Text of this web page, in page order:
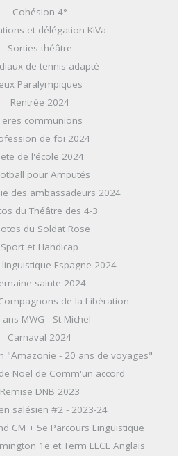
Cohésion 4°
et délégation KiVa
Sorties théâtre
de tennis adapté
Paralympiques
Rentrée 2024
communions
de foi 2024
de l'école 2024
pour Amputés
des ambassadeurs 2024
du Théâtre des 4-3
du Soldat Rose
Sport et Handicap
linguistique Espagne 2024
sainte 2024
de la Libération
MWG - St-Michel
Carnaval 2024
"Amazonie - 20 ans de voyages"
Noël de Comm'un accord
Remise DNB 2023
salésien #2 - 2023-24
CM + 5e Parcours Linguistique
1e et Term LLCE Anglais